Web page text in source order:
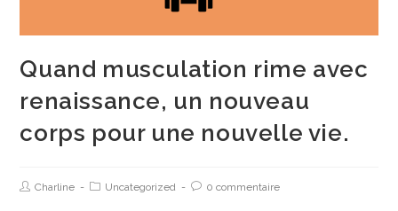
Quand musculation rime avec
renaissance, un nouveau
corps pour une nouvelle vie.
Charline Uncategorized 0 commentaire